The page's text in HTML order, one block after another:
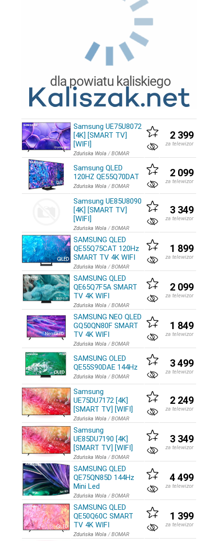
Samsung UE75U8072
[4K] [SMART TV]
[WIFI]
Zduńska Wola /BOMAR
2 399
za telewizor
Samsung QLED
120HZ QE55Q70DAT
Zduńska Wola /BOMAR
2 099
za telewizor
Samsung UE85U8090
[4K] [SMART TV]
[WIFI]
Zduńska Wola /BOMAR
3 349
za telewizor
SAMSUNG QLED
QE55Q75CAT 120Hz
SMART TV 4K WIFI
Zduńska Wola /BOMAR
1 899
za telewizor
SAMSUNG QLED
QE65Q7F5A SMART
TV 4K WIFI
Zduńska Wola /BOMAR
2 099
za telewizor
SAMSUNG NEO QLED
GQ50QN80F SMART
TV 4K WIFI
Zduńska Wola /BOMAR
1 849
za telewizor
SAMSUNG OLED
QE55S90DAE 144Hz
Zduńska Wola /BOMAR
3 499
za telewizor
Samsung
UE75DU7172 [4K]
[SMART TV] [WIFI]
Zduńska Wola /BOMAR
2 249
za telewizor
Samsung
UE85DU7190 [4K]
[SMART TV] [WIFI]
Zduńska Wola /BOMAR
3 349
za telewizor
SAMSUNG QLED
QE75QN85D 144Hz
Mini Led
Zduńska Wola /BOMAR
4 499
za telewizor
SAMSUNG QLED
QE50Q60C SMART
TV 4K WIFI
Zduńska Wola /BOMAR
1 399
za telewizor